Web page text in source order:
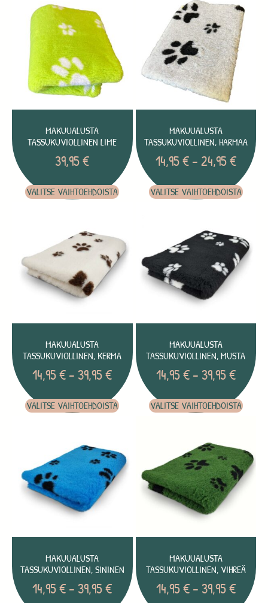
MAKUUALUSTA
TASSUKUVIOLLINEN LIME
39,95€
VALITSE VAIHTOEHDOISTA
MAKUUALUSTA
TASSUKUVIOLLINEN, HARMAA
14,95€ –24,95€
VALITSE VAIHTOEHDOISTA
MAKUUALUSTA
TASSUKUVIOLLINEN, KERMA
14,95€– 39,95€
VALITSE VAIHTOEHDOISTA
MAKUUALUSTA
TASSUKUVIOLLINEN, MUSTA
14,95€ – 39,95€
VALITSE VAIHTOEHDOISTA
MAKUUALUSTA
TASSUKUVIOLLINEN, SININEN
14,95€– 39,95€
MAKUUALUSTA
TASSUKUVIOLLINEN, VIHREÄ
14,95€ – 39,95€